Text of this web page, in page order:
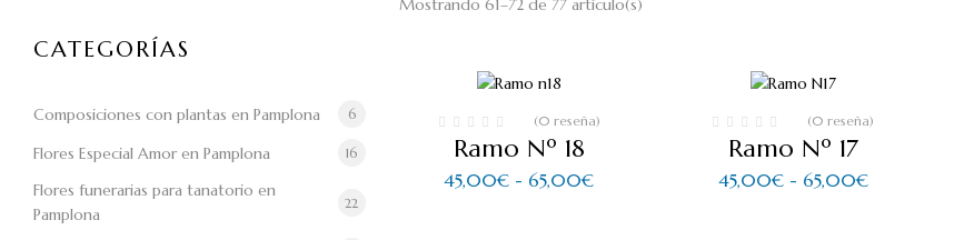
CATEGORÍAS
Composiciones con plantas en Pamplona 6
Flores Especial Amor en Pamplona 16
Flores funerarias para tanatorio en
Pamplona
22
Mostrando 61–72 de 77 artículo(s)
(0 reseña)
Ramo Nº 18
45,00€ - 65,00€Rango
(0 reseña)
Ramo Nº 17
45,00€ - 65,00€Rango